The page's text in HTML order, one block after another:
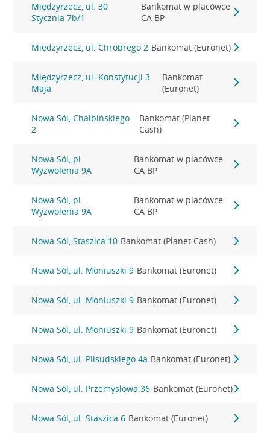
Międzyrzecz, ul. 30
Stycznia 7b/1
Bankomat w placówce
CA BP
Międzyrzecz, ul. Chrobrego 2 Bankomat (Euronet)
Międzyrzecz, ul. Konstytucji 3
Maja
Bankomat
(Euronet)
Nowa Sól, Chałbińskiego
2
Bankomat (Planet
Cash)
Nowa Sól, pl.
Wyzwolenia 9A
Bankomat w placówce
CA BP
Nowa Sól, pl.
Wyzwolenia 9A
Bankomat w placówce
CA BP
Nowa Sól, Staszica 10 Bankomat (Planet Cash)
Nowa Sól, ul. Moniuszki 9 Bankomat (Euronet)
Nowa Sól, ul. Moniuszki 9 Bankomat (Euronet)
Nowa Sól, ul. Moniuszki 9 Bankomat (Euronet)
Nowa Sól, ul. Piłsudskiego 4a Bankomat (Euronet)
Nowa Sól, ul. Przemysłowa 36 Bankomat (Euronet)
Nowa Sól, ul. Staszica 6 Bankomat (Euronet)